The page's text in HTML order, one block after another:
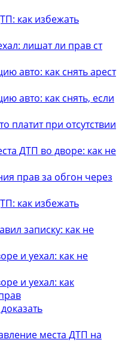
как избежать
лишат ли прав ст
авто: как снять арест
авто: как снять, если
платит при отсутствии
ДТП во дворе: как не
прав за обгон через
как избежать
записку: как не
и уехал: как не
и уехал: как
места ДТП на